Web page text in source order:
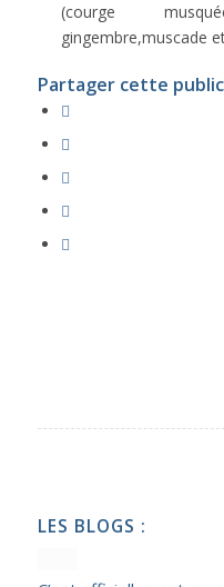
(courge
gingembre,muscade
Partager cette
LES BLOGS :